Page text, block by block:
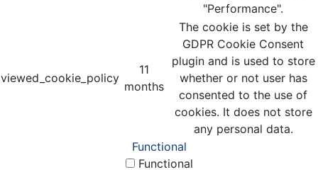
"Performance".
viewed_cookie_policy
11
months
The cookie is set by the
GDPR Cookie Consent
plugin and is used to store
whether or not user has
consented to the use of
cookies. It does not store
any personal data.
Functional
Functional